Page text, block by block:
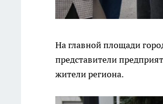
На главной площади
представители
жители региона.